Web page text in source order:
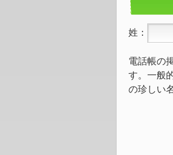
姓：
電話帳の
す。一般
の珍しい